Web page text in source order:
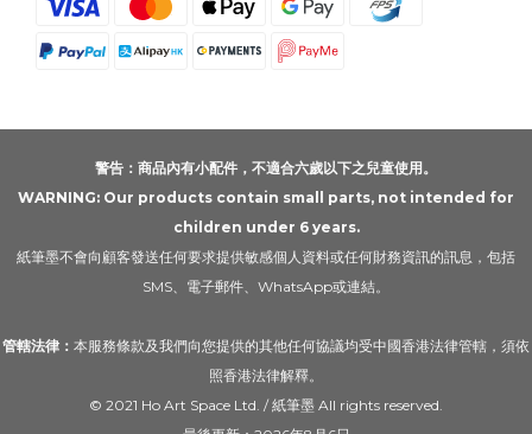
警告：商品內有小配件，不適合六歲以下之兒童使用。
WARNING: Our products contain small parts, not intended for
children under 6 years.
紙筆墨不會向顧客發送任何要求提供敏感個人資料或任何財務資訊的訊息，包括
SMS、電子郵件、WhatsApp或連結。
管轄法律： 本服務條款及我們向您提供的其他任何協議均受中國香港法律管轄，須依
照香港法律解釋。
© 2021 Ho Art Space Ltd. / 紙筆墨 All rights reserved.